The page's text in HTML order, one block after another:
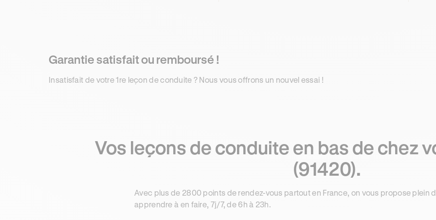
Garantie satisfait ou remboursé !
Insatisfait de votre 1re leçon de conduite ? Nous vous offrons un nouvel essai !
Vos leçons de conduite en bas de chez
(91420).
Avec plus de 2800 points de rendez-vous partout en France, on vous propose plein
apprendre à en faire, 7j/7, de 6h à 23h.